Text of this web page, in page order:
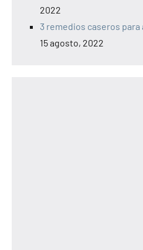
2022
3 remedios caseros
15 agosto, 2022